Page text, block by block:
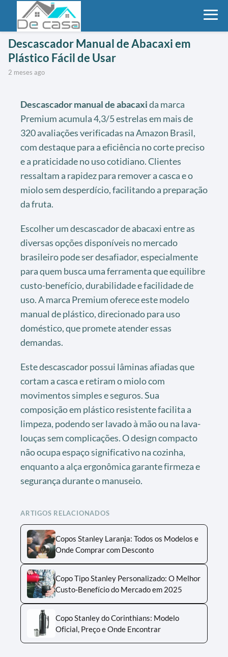
Descascador Manual de Abacaxi em
Plástico Fácil de Usar
2 meses ago
Descascador manual de abacaxida marca
Premium acumula 4,3/5 estrelas em mais de
320 avaliações verificadas na Amazon Brasil,
com destaque para a eficiência no corte preciso
e a praticidade no uso cotidiano. Clientes
ressaltam a rapidez para remover a casca e o
miolo sem desperdício, facilitando a preparação
da fruta.
Escolher um descascador de abacaxi entre as
diversas opções disponíveis no mercado
brasileiro pode ser desafiador, especialmente
para quem busca uma ferramenta que equilibre
custo-benefício, durabilidade e facilidade de
uso. A marca Premium oferece este modelo
manual de plástico, direcionado para uso
doméstico, que promete atender essas
demandas.
Este descascador possui lâminas afiadas que
cortam a casca e retiram o miolo com
movimentos simples e seguros. Sua
composição em plástico resistente facilita a
limpeza, podendo ser lavado à mão ou na lava-
louças sem complicações. O design compacto
não ocupa espaço significativo na cozinha,
enquanto a alça ergonômica garante firmeza e
segurança durante o manuseio.
ARTIGOS RELACIONADOS
Copos Stanley Laranja: Todos os Modelos e
Onde Comprar com Desconto
Copo Tipo Stanley Personalizado: O Melhor
Custo-Benefício do Mercado em 2025
Copo Stanley do Corinthians: Modelo
Oficial, Preço e Onde Encontrar